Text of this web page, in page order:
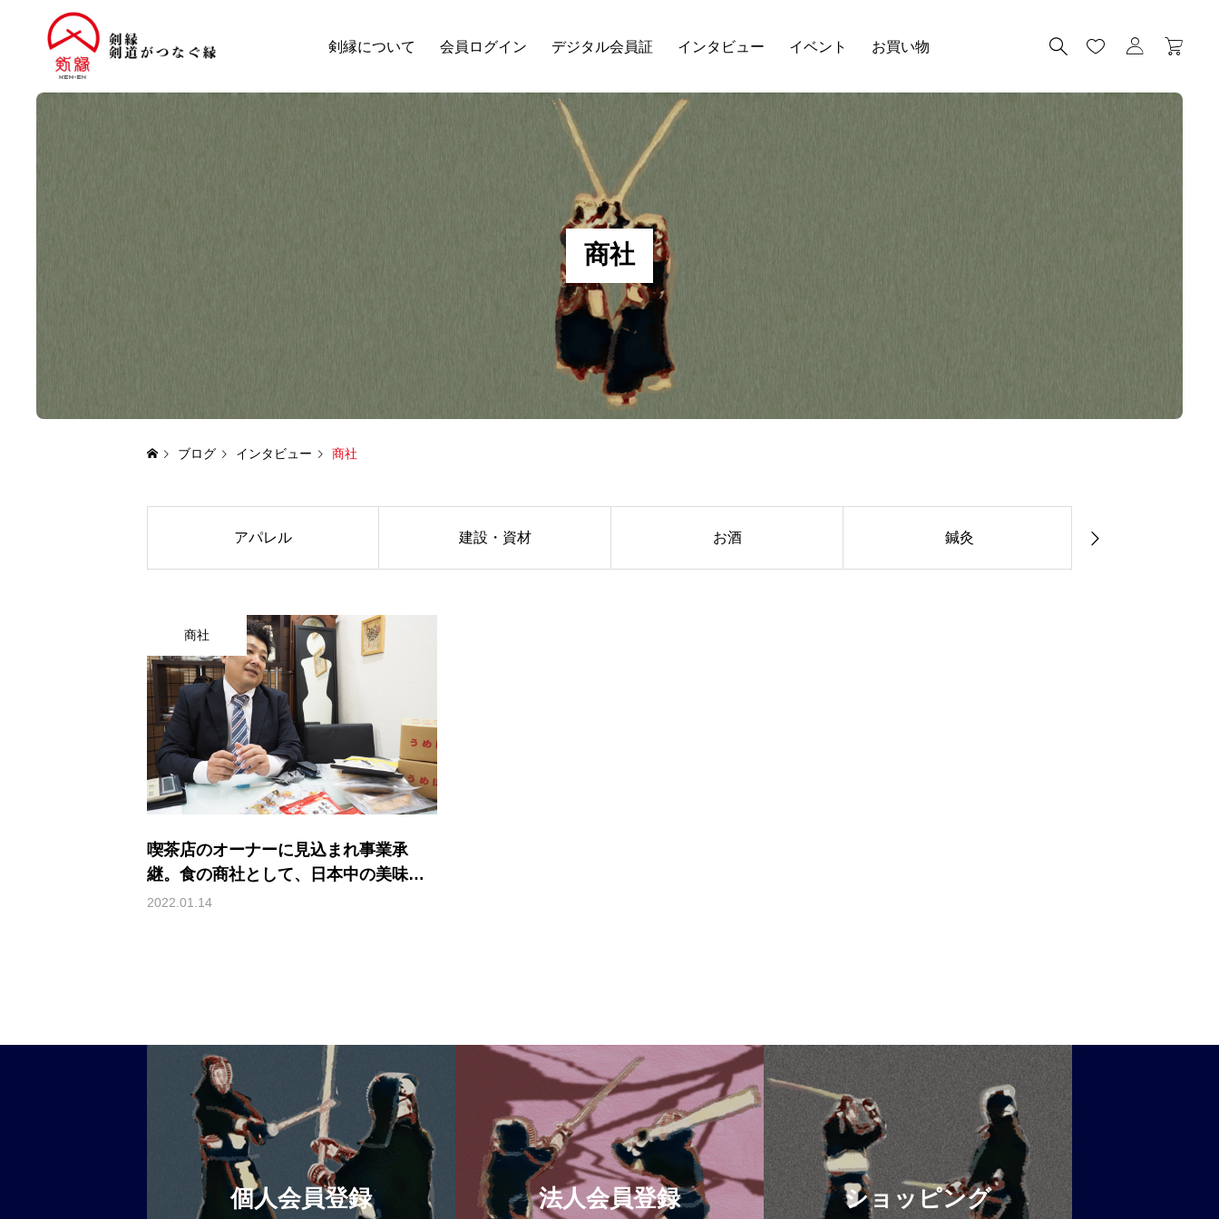
剣縁について 会員ログイン デジタル会員証 インタビュー イベント お買い物
商社
ブログ インタビュー 商社
アパレル 建設・資材 お酒 鍼灸
喫茶店のオーナーに見込まれ事業承
継。食の商社として、日本中の美味し
いものをお得に流通させる（日髙 祥臣
2022.01.14
商社
個人会員登録 法人会員登録 ショッピング